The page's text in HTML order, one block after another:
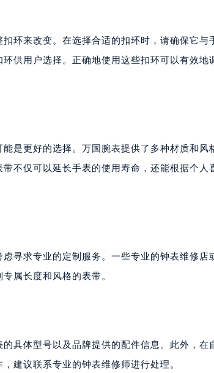
环来改变。在选择合适的扣环时，请确保它与
供用户选择。正确地使用这些扣环可以有效地
是更好的选择。万国腕表提供了多种材质和风
不仅可以延长手表的使用寿命，还能根据个人
寻求专业的定制服务。一些专业的钟表维修店
属长度和风格的表带。
具体型号以及品牌提供的配件信息。此外，在
建议联系专业的钟表维修师进行处理。